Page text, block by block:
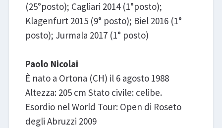
(25°posto); Cagliari 2014 (1°posto);
Klagenfurt 2015 (9° posto); Biel 2016 (1°
posto); Jurmala 2017 (1° posto)
Paolo Nicolai
È nato a Ortona (CH) il 6 agosto 1988
Altezza: 205 cm Stato civile: celibe.
Esordio nel World Tour: Open di Roseto
degli Abruzzi 2009